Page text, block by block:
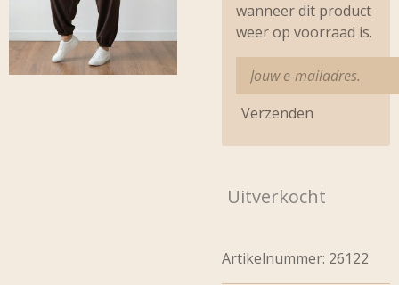
wanneer dit product
weer op voorraad is.
Verzenden
Uitverkocht
Artikelnummer: 26122